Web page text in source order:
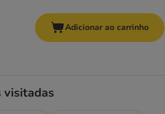
Adicionar ao carrinho
visitadas